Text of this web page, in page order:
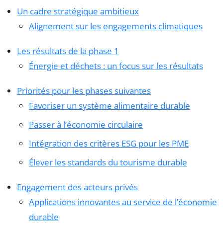
Un cadre stratégique ambitieux
Alignement sur les engagements climatiques
Les résultats de la phase 1
Énergie et déchets : un focus sur les résultats
Priorités pour les phases suivantes
Favoriser un système alimentaire durable
Passer à l’économie circulaire
Intégration des critères ESG pour les PME
Élever les standards du tourisme durable
Engagement des acteurs privés
Applications innovantes au service de l’économie
durable